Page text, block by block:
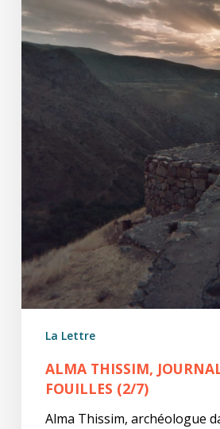
La Lettre
ALMA THISSIM,
FOUILLES (2/7)
Alma Thissim, archéologue